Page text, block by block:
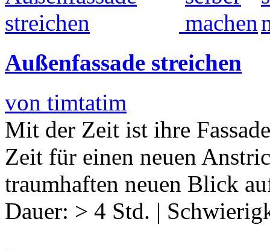
Außenfassade streichen
von timtatim
Mit der Zeit ist ihre
Zeit für einen neuen
traumhaften neuen Blick
Dauer: > 4 Std. |